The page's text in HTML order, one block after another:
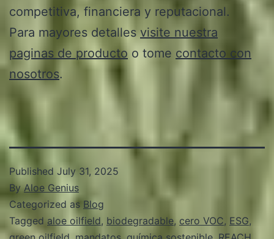
competitiva, financiera y reputacional.
Para mayores detalles visite nuestra
paginas de producto o tome contacto con
nosotros.
Published July 31, 2025
ByAloe Genius
Categorized as Blog
Tagged aloe oilfield, biodegradable, cero VOC, ESG,